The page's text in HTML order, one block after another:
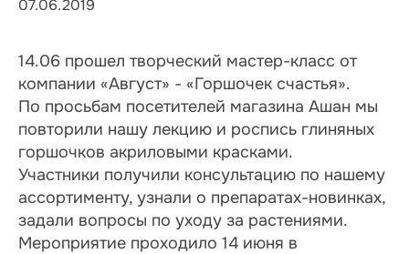
07.06.2019
14.06 прошел творческий мастер-класс от
компании «Август» - «Горшочек счастья».
По просьбам посетителей магазина Ашан мы
повторили нашу лекцию и роспись глиняных
горшочков акриловыми красками.
Участники получили консультацию по нашему
ассортименту, узнали о препаратах-новинках,
задали вопросы по уходу за растениями.
Мероприятие проходило 14 июня в